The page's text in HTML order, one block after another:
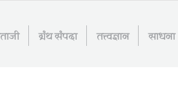
ग्रंथ संपदा तत्त्वज्ञान साधना